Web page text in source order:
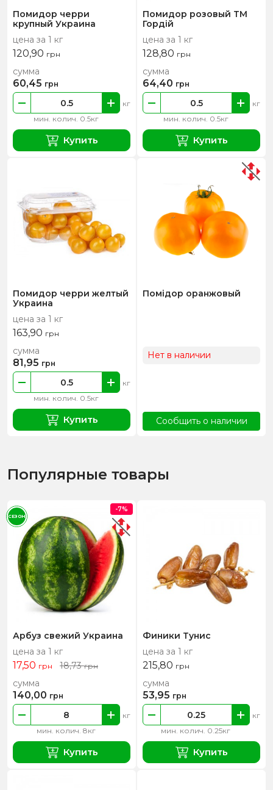
Помидор черри
крупный Украина
цена за 1 кг
120,90 грн
мин. колич. 0.5кг
кг
сумма
60,45 грн
Купить
Помидор розовый ТМ
Гордій
цена за 1 кг
128,80 грн
мин. колич. 0.5кг
кг
сумма
64,40 грн
Купить
Помидор черри желтый
Украина
цена за 1 кг
163,90 грн
мин. колич. 0.5кг
кг
сумма
81,95 грн
Купить
Помідор оранжовый
Нет в наличии
Сообщить о наличии
Популярные товары
Арбуз свежий Украина
цена за 1 кг
17,50 грн 18,73грн
мин. колич. 8кг
кг
сумма
140,00 грн
Купить
-7%
СЕЗОН
Финики Тунис
цена за 1 кг
215,80 грн
мин. колич. 0.25кг
кг
сумма
53,95 грн
Купить